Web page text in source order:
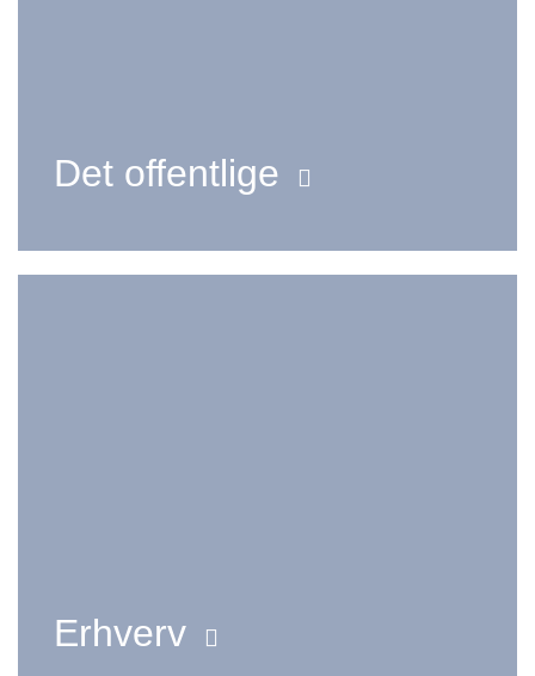
Det offentlige
Erhverv